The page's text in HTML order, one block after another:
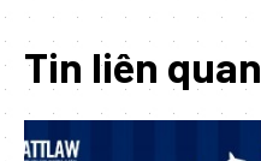
Tin liên quan